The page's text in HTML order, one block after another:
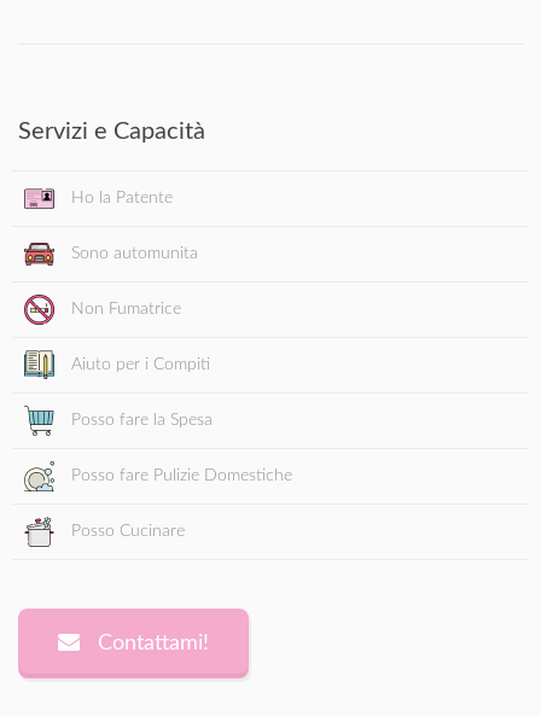
Servizi e Capacità
Ho la Patente
Sono automunita
Non Fumatrice
Aiuto per i Compiti
Posso fare la Spesa
Posso fare Pulizie Domestiche
Posso Cucinare
Contattami!